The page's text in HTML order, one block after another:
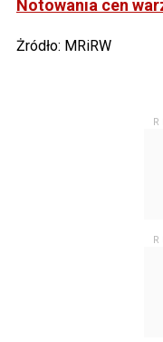
Notowania cen
Żródło: MRiRW